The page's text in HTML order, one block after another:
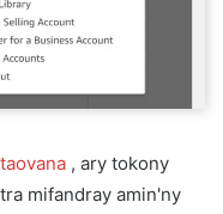
, ary tokony
mifandray amin'ny